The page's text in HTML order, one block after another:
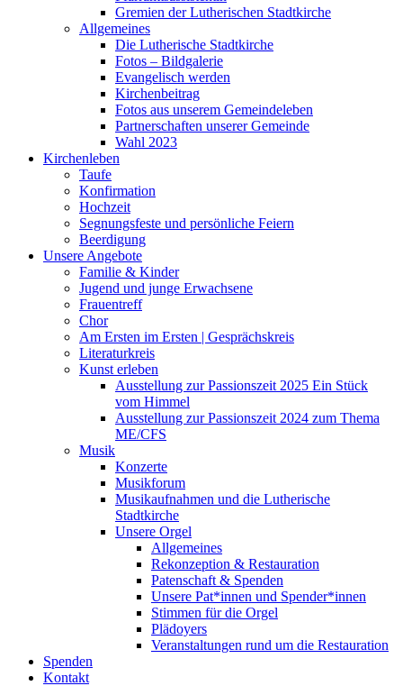
Gremien der Lutherischen Stadtkirche
Allgemeines
Die Lutherische Stadtkirche
Fotos – Bildgalerie
Evangelisch werden
Kirchenbeitrag
Fotos aus unserem Gemeindeleben
Partnerschaften unserer Gemeinde
Wahl 2023
Kirchenleben
Taufe
Konfirmation
Hochzeit
Segnungsfeste und persönliche Feiern
Beerdigung
Unsere Angebote
Familie & Kinder
Jugend und junge Erwachsene
Frauentreff
Chor
Am Ersten im Ersten | Gesprächskreis
Literaturkreis
Kunst erleben
Ausstellung zur Passionszeit 2025 Ein Stück
vom Himmel
Ausstellung zur Passionszeit 2024 zum Thema
ME/CFS
Musik
Konzerte
Musikforum
Musikaufnahmen und die Lutherische
Stadtkirche
Unsere Orgel
Allgemeines
Rekonzeption & Restauration
Patenschaft & Spenden
Unsere Pat*innen und Spender*innen
Stimmen für die Orgel
Plädoyers
Veranstaltungen rund um die Restauration
Spenden
Kontakt